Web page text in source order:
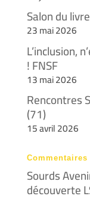
Salon du
23 mai 2026
L’inclusion,
! FNSF
13 mai 2026
Rencontres
(71)
15 avril 2026
Commentaires
Sourds
découverte